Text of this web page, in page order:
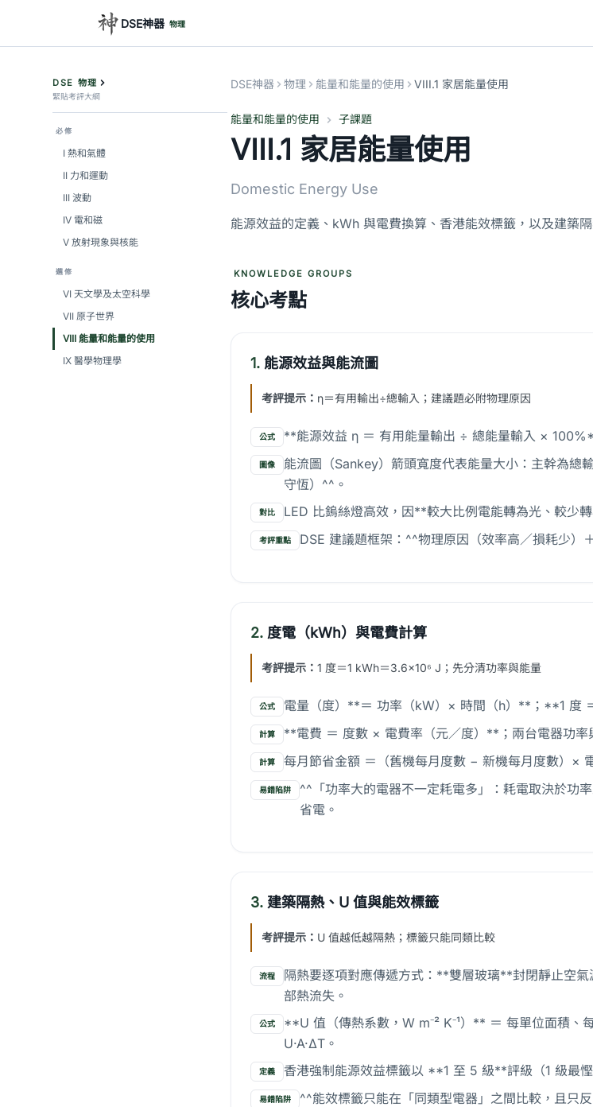
DSE神器 物理
DSE 物理
緊貼考評大綱
必修
I 熱和氣體
II 力和運動
III 波動
IV 電和磁
V 放射現象與核能
選修
VI 天文學及太空科學
VII 原子世界
VIII 能量和能量的使用
IX 醫學物理學
DSE神器 物理 能量和能量的使用 VIII.1 家居能量使用
能量和能量的使用 子課題
VIII.1 家居能量使用
Domestic Energy Use
能源效益的定義、kWh 與電費換算、香港能效標籤，以及建築
KNOWLEDGE GROUPS
核心考點
1. 能源效益與能流圖
考評提示： η＝有用輸出÷總輸入；建議題必附物理原因
公式 **能源效益 η ＝ 有用能量輸出 ÷ 總能量輸入 ×
圖像
能流圖（Sankey）箭頭寬度代表能量大小：主幹為總
守恆）^^。
對比 LED 比鎢絲燈高效，因**較大比例電能轉為光、較少
考評重點 DSE 建議題框架：^^物理原因（效率高／損耗少）
2. 度電（kWh）與電費計算
考評提示： 1 度＝1 kWh＝3.6×10⁶ J；先分清功率與能量
公式 電量（度）**＝ 功率（kW）× 時間（h）**；**1 度
計算 **電費 ＝ 度數 × 電費率（元／度）**；兩台電器功
計算 每月節省金額 ＝（舊機每月度數 − 新機每月度數）×
易錯陷阱
^^「功率大的電器不一定耗電多」：耗電取決於功
省電。
3. 建築隔熱、U 值與能效標籤
考評提示： U 值越低越隔熱；標籤只能同類比較
流程
隔熱要逐項對應傳遞方式：**雙層玻璃**封閉靜止空
部熱流失。
公式
**U 值（傳熱系數，W m⁻² K⁻¹）** ＝ 每單位面積
U·A·ΔT。
定義 香港強制能源效益標籤以 **1 至 5 級**評級（1 級最
易錯陷阱
^^能效標籤只能在「同類型電器」之間比較，且只